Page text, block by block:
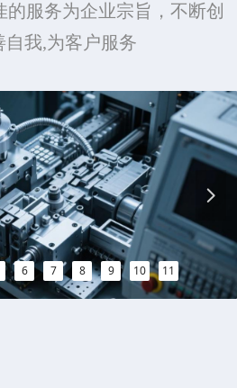
的服务为企业宗旨，不断创
自我,为客户服务
6 7 8 9 10 11
넲